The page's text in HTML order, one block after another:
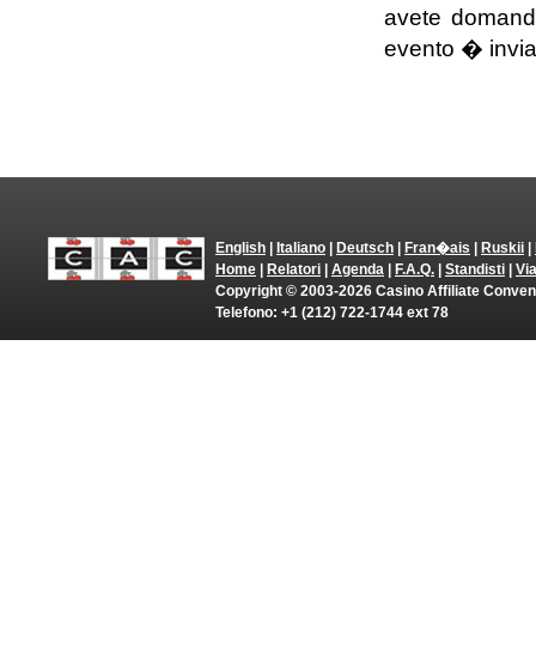
avete
evento �
English Italiano Deutsch Fran�ais Ruskii
Home
Relatori Agenda F.A.Q. Standisti
Copyright © 2003-2026 Casino Affiliate
Telefono: +1 (212) 722-1744 ext 78